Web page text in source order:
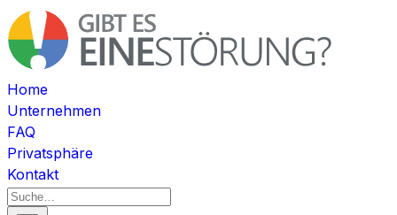
Home
Unternehmen
FAQ
Privatsphäre
Kontakt